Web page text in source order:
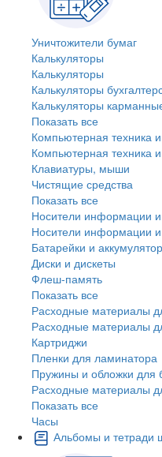
Уничтожители бумаг
Калькуляторы
Калькуляторы
Калькуляторы
Калькуляторы
Показать все
Компьютерная техника
Компьютерная техника
Клавиатуры, мыши
Чистящие средства
Показать все
Носители информации и
Носители информации и
Батарейки и
Диски и дискеты
Флеш-память
Показать все
Расходные материалы
Расходные материалы
Картриджи
Пленки для ламинатора
Пружины и обложки
Расходные материалы
Показать все
Часы
Альбомы и тетради